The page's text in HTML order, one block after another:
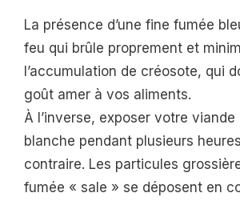
La présence d’une fine fumée
feu qui brûle proprement et
l’accumulation de créosote, qui
goût amer à vos aliments.
À l’inverse, exposer votre
blanche pendant plusieurs
contraire. Les particules
fumée « sale » se déposent en